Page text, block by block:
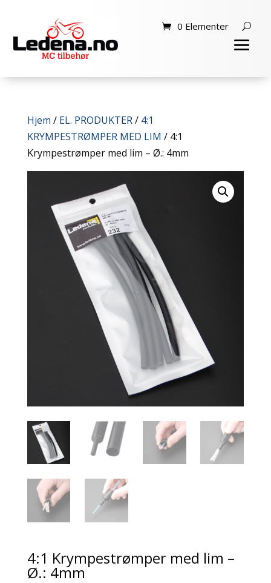
0 Elementer
Hjem / EL. PRODUKTER/ 4:1
KRYMPESTRØMPER MED LIM / 4:1
Krympestrømper med lim – Ø.: 4mm
4:1 Krympestrømper med lim –
Ø.: 4mm